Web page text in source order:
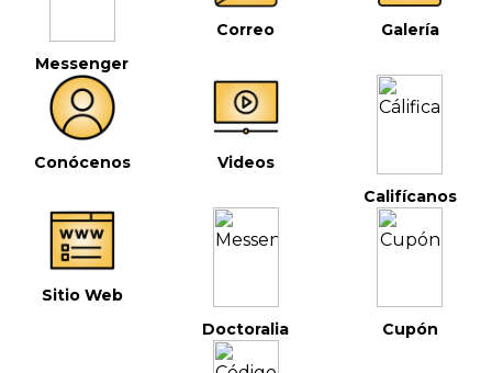
Messenger
Correo Galería
Conócenos
Videos
Califícanos
Sitio Web
Doctoralia
Cupón